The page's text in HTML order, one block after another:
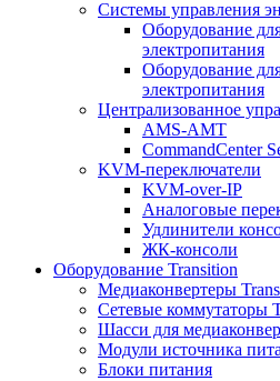
Системы управления
Оборудование
электропитания
Оборудование
электропитания
Централизованное
AMS-AMT
CommandCenter
KVM-переключатели
KVM-over-IP
Аналоговые
Удлинители
ЖК-консоли
Оборудование Transition
Медиаконвертеры
Сетевые коммутаторы
Шасси для
Модули источника
Блоки питания